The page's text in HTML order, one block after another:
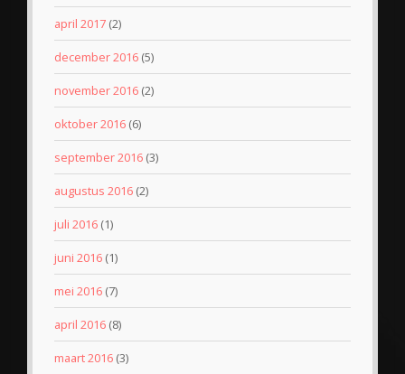
april 2017 (2)
december 2016 (5)
november 2016 (2)
oktober 2016 (6)
september 2016 (3)
augustus 2016 (2)
juli 2016 (1)
juni 2016 (1)
mei 2016 (7)
april 2016 (8)
maart 2016 (3)